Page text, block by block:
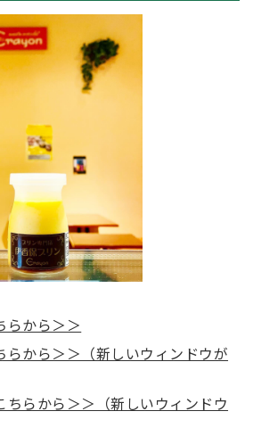
らから＞＞
らから＞＞（新しいウィンドウが
ちらから＞＞（新しいウィンドウ